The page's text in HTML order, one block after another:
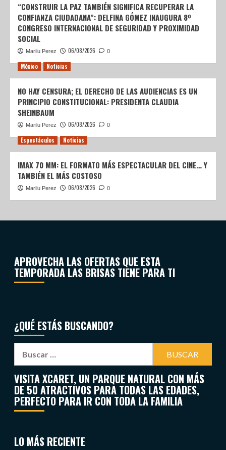
“CONSTRUIR LA PAZ TAMBIÉN SIGNIFICA RECUPERAR LA
CONFIANZA CIUDADANA”: DELFINA GÓMEZ INAUGURA 8º
CONGRESO INTERNACIONAL DE SEGURIDAD Y PROXIMIDAD
SOCIAL
Marilu Perez 06/08/2026 0
México Noticias
NO HAY CENSURA; EL DERECHO DE LAS AUDIENCIAS ES UN
PRINCIPIO CONSTITUCIONAL: PRESIDENTA CLAUDIA
SHEINBAUM
Marilu Perez 06/08/2026 0
Espectáculos Noticias
IMAX 70 MM: EL FORMATO MÁS ESPECTACULAR DEL CINE… Y
TAMBIÉN EL MÁS COSTOSO
Marilu Perez 06/08/2026 0
APROVECHA LAS OFERTAS QUE ESTA
TEMPORADA LAS BRISAS TIENE PARA TI
¿QUÉ ESTÁS BUSCANDO?
VISITA XCARET, UN PARQUE NATURAL CON MÁS
DE 50 ATRACTIVOS PARA TODAS LAS EDADES,
PERFECTO PARA IR CON TODA LA FAMILIA
LO MÁS RECIENTE